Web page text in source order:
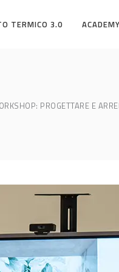
TERMICO 3.0 ACADEMY
PROGETTARE E